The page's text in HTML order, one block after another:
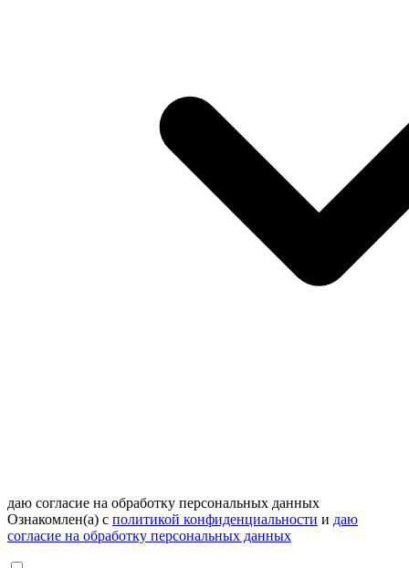
даю согласие на обработку персональных данных
Ознакомлен(а) с политикой конфиденциальности и даю
согласие на обработку персональных данных